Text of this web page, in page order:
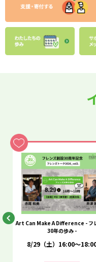
Art Can Make A Difference - フ
30年の歩み -
8/29（土）16:00～